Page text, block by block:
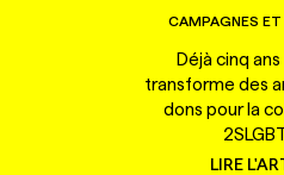
CAMPAGNES
Déjà cinq
transforme des
dons pour la
LIRE